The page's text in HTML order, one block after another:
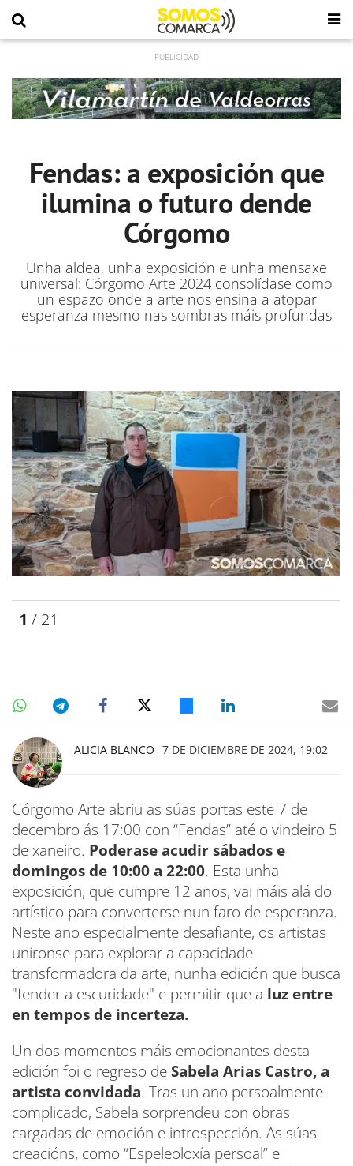
Fendas: a exposición que
ilumina o futuro dende
Córgomo
Unha aldea, unha exposición e unha mensaxe
universal: Córgomo Arte 2024 consolídase como
un espazo onde a arte nos ensina a atopar
esperanza mesmo nas sombras máis profundas
1 / 21
ALICIA BLANCO 7 DE DICIEMBRE DE 2024, 19:02
Córgomo Arte abriu as súas portas este 7 de
decembro ás 17:00 con “Fendas” até o vindeiro 5
de xaneiro. Poderase acudir sábados e
domingos de 10:00 a 22:00. Esta unha
exposición, que cumpre 12 anos, vai máis alá do
artístico para converterse nun faro de esperanza.
Neste ano especialmente desafiante, os artistas
uníronse para explorar a capacidade
transformadora da arte, nunha edición que busca
"fender a escuridade" e permitir que a luz entre
en tempos de incerteza.
Un dos momentos máis emocionantes desta
edición foi o regreso deSabela Arias Castro, a
artista convidada. Tras un ano persoalmente
complicado, Sabela sorprendeu con obras
cargadas de emoción e introspección. As súas
creacións, como “Espeleoloxía persoal” e